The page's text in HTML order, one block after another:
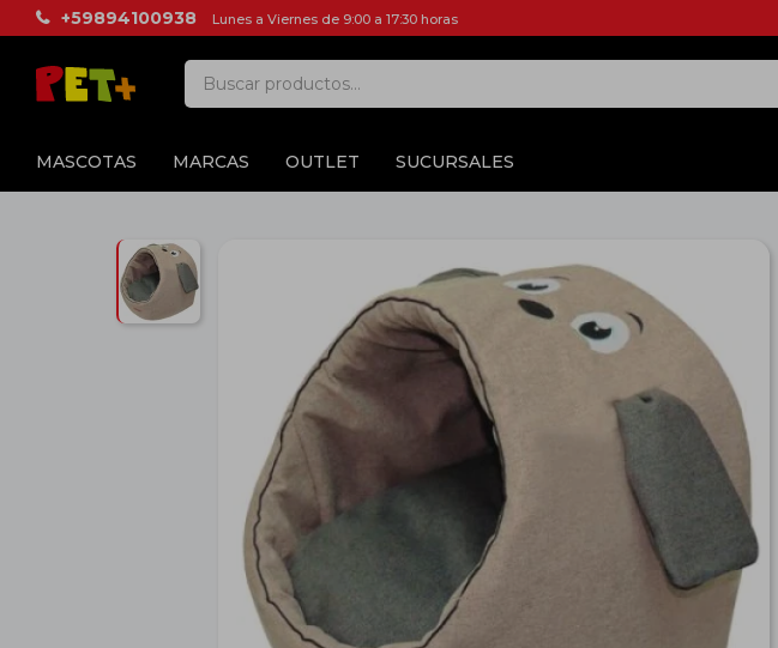
MASCOTAS MARCAS OUTLET SUCURSALES
+59894100938 Lunes a Viernes de 9:00 a 17:30 horas